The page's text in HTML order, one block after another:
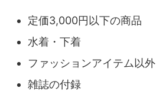
定価3,000円以下の商品
水着・下着
ファッションアイテム以外
雑誌の付録